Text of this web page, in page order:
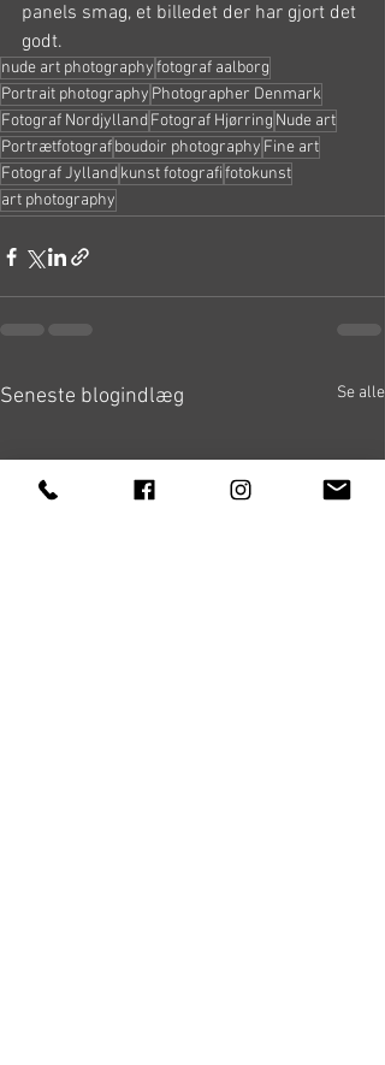
panels smag, et billedet der har gjort det
godt.
nude art photographyfotograf aalborg
Portrait photography Photographer Denmark
Fotograf NordjyllandFotograf Hjørring Nude art
Portrætfotografboudoir photography Fine art
Fotograf Jyllandkunst fotografifotokunst
art photography
Seneste blogindlæg Se alle